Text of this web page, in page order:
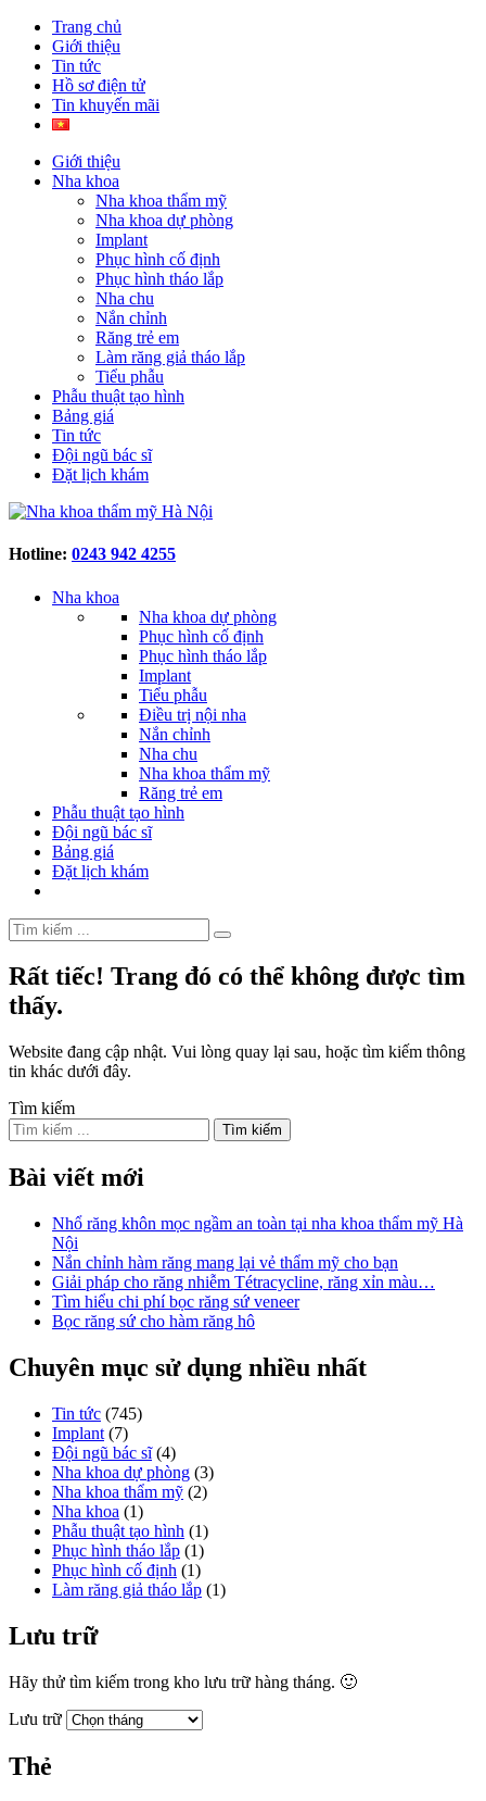
Trang chủ
Giới thiệu
Tin tức
Hồ sơ điện tử
Tin khuyến mãi
Giới thiệu
Nha khoa
Nha khoa thẩm mỹ
Nha khoa dự phòng
Implant
Phục hình cố định
Phục hình tháo lắp
Nha chu
Nắn chỉnh
Răng trẻ em
Làm răng giả tháo lắp
Tiểu phẫu
Phẫu thuật tạo hình
Bảng giá
Tin tức
Đội ngũ bác sĩ
Đặt lịch khám
Hotline: 0243 942 4255
Nha khoa
Nha khoa dự phòng
Phục hình cố định
Phục hình tháo lắp
Implant
Tiểu phẫu
Điều trị nội nha
Nắn chỉnh
Nha chu
Nha khoa thẩm mỹ
Răng trẻ em
Phẫu thuật tạo hình
Đội ngũ bác sĩ
Bảng giá
Đặt lịch khám
Rất tiếc! Trang đó có thể không được tìm
thấy.
Website đang cập nhật. Vui lòng quay lại sau, hoặc tìm kiếm thông
tin khác dưới đây.
Tìm kiếm
Bài viết mới
Nhổ răng khôn mọc ngầm an toàn tại nha khoa thẩm mỹ Hà
Nội
Nắn chỉnh hàm răng mang lại vẻ thẩm mỹ cho bạn
Giải pháp cho răng nhiễm Tétracycline, răng xỉn màu…
Tìm hiểu chi phí bọc răng sứ veneer
Bọc răng sứ cho hàm răng hô
Chuyên mục sử dụng nhiều nhất
Tin tức (745)
Implant (7)
Đội ngũ bác sĩ(4)
Nha khoa dự phòng (3)
Nha khoa thẩm mỹ (2)
Nha khoa (1)
Phẫu thuật tạo hình (1)
Phục hình tháo lắp (1)
Phục hình cố định (1)
Làm răng giả tháo lắp (1)
Lưu trữ
Hãy thử tìm kiếm trong kho lưu trữ hàng tháng. 🙂
Lưu trữ
Thẻ